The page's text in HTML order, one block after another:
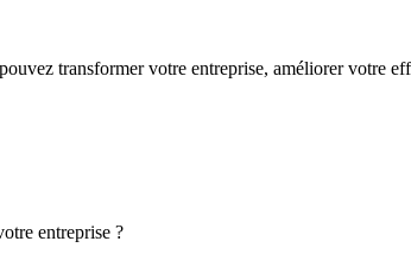
transformer votre entreprise, améliorer votre
entreprise ?